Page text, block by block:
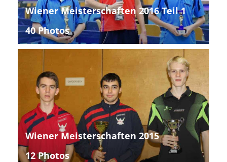
Wiener Meisterschaften 2016 Teil 1
40 Photos
Wiener Meisterschaften 2015
12 Photos